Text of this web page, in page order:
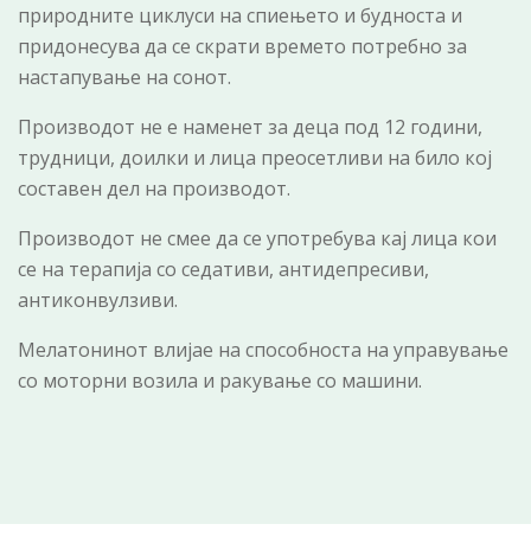
природните циклуси на спиењето и будноста и
придонесува да се скрати времето потребно за
настапување на сонот.
Производот не е наменет за деца под 12 години,
трудници, доилки и лица преосетливи на било кој
составен дел на производот.
Производот не смее да се употребува кај лица кои
се на терапија со седативи, антидепресиви,
антиконвулзиви.
Мелатонинот влијае на способноста на управување
со моторни возила и ракување со машини.